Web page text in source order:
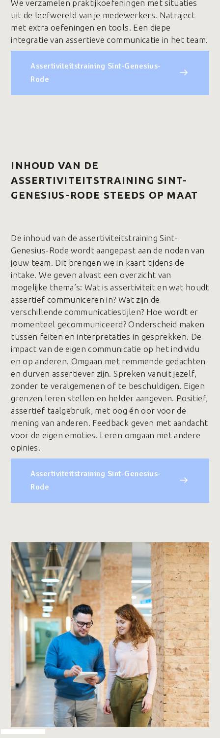
We verzamelen praktijkoefeningen met situaties
uit de leefwereld van je medewerkers. Natraject
met extra oefeningen en tools. Een diepe
integratie van assertieve communicatie in het team.
Assertiviteitstraining Sint-Genesius-
Rode
INHOUD VAN DE
ASSERTIVITEITSTRAINING SINT-
GENESIUS-RODE STEEDS OP MAAT
De inhoud van de assertiviteitstraining Sint-
Genesius-Rode wordt aangepast aan de noden van
jouw team. Dit brengen we in kaart tijdens de
intake. We geven alvast een overzicht van
mogelijke thema’s: Wat is assertiviteit en wat houdt
assertief communiceren in? Wat zijn de
verschillende communicatiestijlen? Hoe wordt er
momenteel gecommuniceerd? Onderscheid maken
tussen feiten en interpretaties in gesprekken. De
impact van de eigen communicatie op het individu
en op anderen. Omgaan met remmende gedachten
en durven assertiever zijn. Spreken vanuit jezelf,
zonder te veralgemenen of te beschuldigen. Eigen
grenzen leren stellen en helder aangeven. Positief,
assertief taalgebruik, met oog én oor voor de
mening van anderen. Feedback geven met aandacht
voor de eigen emoties. Leren omgaan met andere
opinies.
Assertiviteitstraining Sint-Genesius-
Rode